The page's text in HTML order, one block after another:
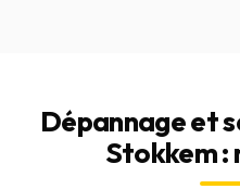
Dépannage et
Stokkem :